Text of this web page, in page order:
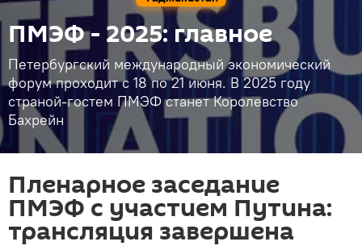
ПМЭФ - 2025: главное
Петербургский международный экономический
форум проходит с 18 по 21 июня. В 2025 году
страной-гостем ПМЭФ станет Королевство
Бахрейн
Пленарное заседание
ПМЭФ с участием Путина:
трансляция завершена